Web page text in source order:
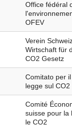
Office fédéral
OFEV
Verein
Wirtschaft für
CO2 Gesetz
Comitato per
legge sul CO2
Comité
suisse pour la
le CO2